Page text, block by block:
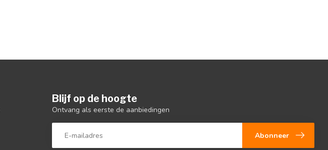
Blijf op de hoogte
Ontvang als eerste de aanbiedingen
Abonneer